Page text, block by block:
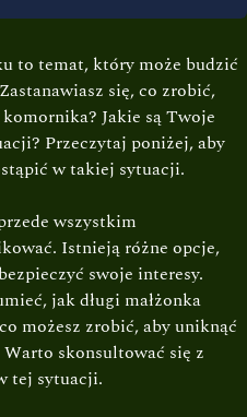
to temat, który może budzić
się, co zrobić,
Jakie są Twoje
Przeczytaj poniżej, aby
w takiej sytuacji.
wszystkim
Istnieją różne opcje,
swoje interesy.
jak długi małżonka
możesz zrobić, aby uniknąć
skonsultować się z
tej sytuacji.